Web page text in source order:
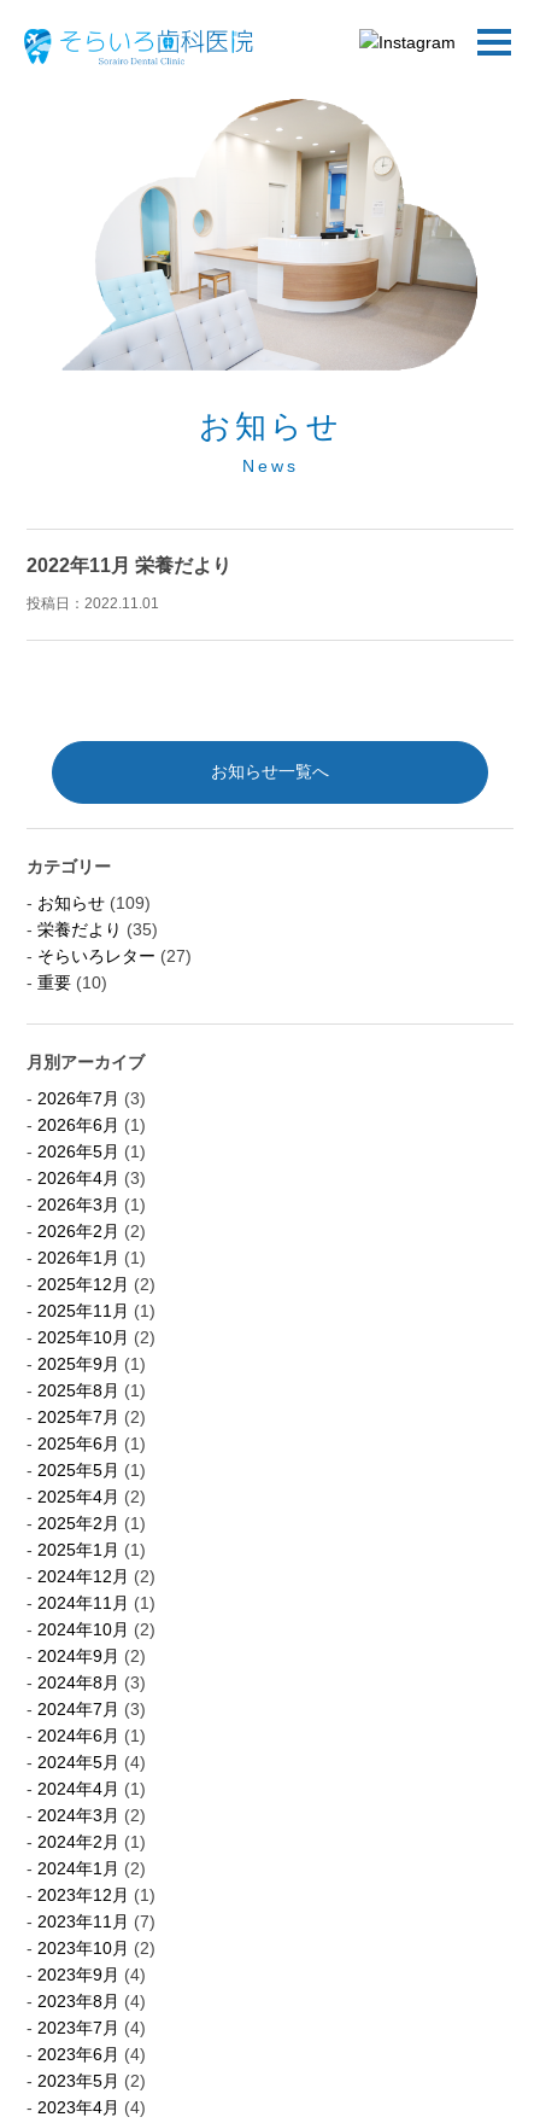
お知らせ
News
2022年11月 栄養だより
投稿日：2022.11.01
お知らせ一覧へ
カテゴリー
お知らせ (109)
栄養だより (35)
そらいろレター (27)
重要 (10)
月別アーカイブ
2026年7月 (3)
2026年6月 (1)
2026年5月 (1)
2026年4月 (3)
2026年3月 (1)
2026年2月 (2)
2026年1月 (1)
2025年12月 (2)
2025年11月 (1)
2025年10月 (2)
2025年9月 (1)
2025年8月 (1)
2025年7月 (2)
2025年6月 (1)
2025年5月 (1)
2025年4月 (2)
2025年2月 (1)
2025年1月 (1)
2024年12月 (2)
2024年11月 (1)
2024年10月 (2)
2024年9月 (2)
2024年8月 (3)
2024年7月 (3)
2024年6月 (1)
2024年5月 (4)
2024年4月 (1)
2024年3月 (2)
2024年2月 (1)
2024年1月 (2)
2023年12月 (1)
2023年11月 (7)
2023年10月 (2)
2023年9月 (4)
2023年8月 (4)
2023年7月 (4)
2023年6月 (4)
2023年5月 (2)
2023年4月 (4)